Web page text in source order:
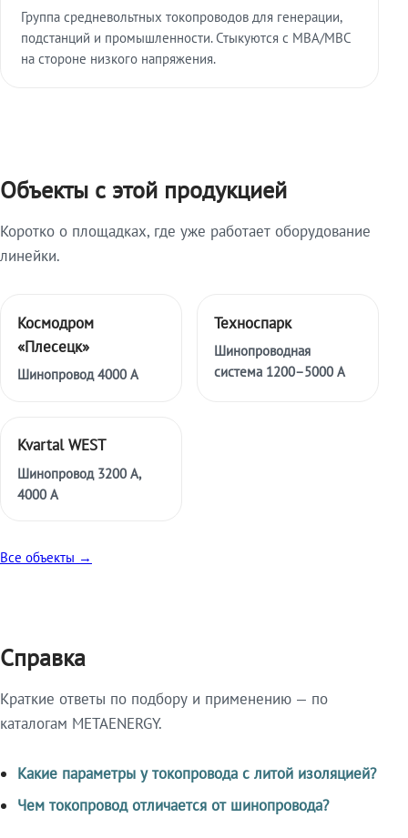
Группа средневольтных токопроводов для генерации,
подстанций и промышленности. Стыкуются с МВА/МВС
на стороне низкого напряжения.
Объекты с этой продукцией
Коротко о площадках, где уже работает оборудование
линейки.
Космодром
«Плесецк»
Шинопровод 4000 А
Техноспарк
Шинопроводная
система 1200–5000 А
Kvartal WEST
Шинопровод 3200 А,
4000 А
Все объекты →
Справка
Краткие ответы по подбору и применению — по
каталогам METAENERGY.
Какие параметры у токопровода с литой изоляцией?
Чем токопровод отличается от шинопровода?